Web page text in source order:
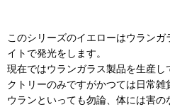
このシリーズのイエローはウラン
イトで発光をします。
現在ではウランガラス製品を生産
クトリーのみですがかつては日常雑
ウランといっても勿論、体には害の